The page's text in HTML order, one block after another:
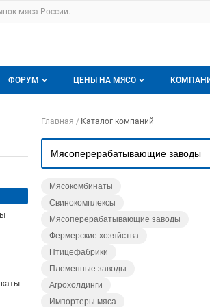
по сайту meatinfo.ru
мяса России.
меню пользователя
сайта meatinfo.ru
мяса
ФОРУМ
Избранные
С моим участием
ЦЕНЫ НА МЯСО
Актуальные мониторинги
Цены на мясо
Обзор рынка
Отзывы
Моя
Навигация по
Главная Каталог компаний
Мясокомбинаты
Свинокомплексы
Мясоперерабатывающие заводы
Фермерские хозяйства
Птицефабрики
Племенные заводы
Агрохолдинги
Импортеры мяса